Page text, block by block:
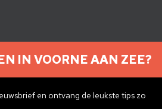
aanmelden
IN VOORNE AAN ZEE?
en ontvang de leukste tips zo